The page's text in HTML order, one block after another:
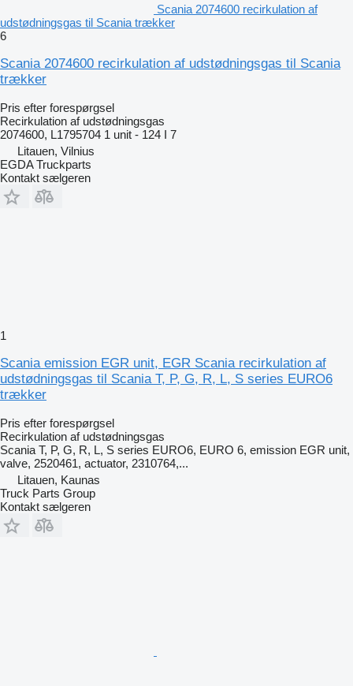
Scania 2074600 recirkulation af
udstødningsgas til Scania trækker
6
Scania 2074600 recirkulation af udstødningsgas til Scania
trækker
Pris efter forespørgsel
Recirkulation af udstødningsgas
2074600, L1795704 1 unit - 124 I 7
Litauen, Vilnius
EGDA Truckparts
Kontakt sælgeren
1
Scania emission EGR unit, EGR Scania recirkulation af
udstødningsgas til Scania T, P, G, R, L, S series EURO6
trækker
Pris efter forespørgsel
Recirkulation af udstødningsgas
Scania T, P, G, R, L, S series EURO6, EURO 6, emission EGR unit,
valve, 2520461, actuator, 2310764,...
Litauen, Kaunas
Truck Parts Group
Kontakt sælgeren